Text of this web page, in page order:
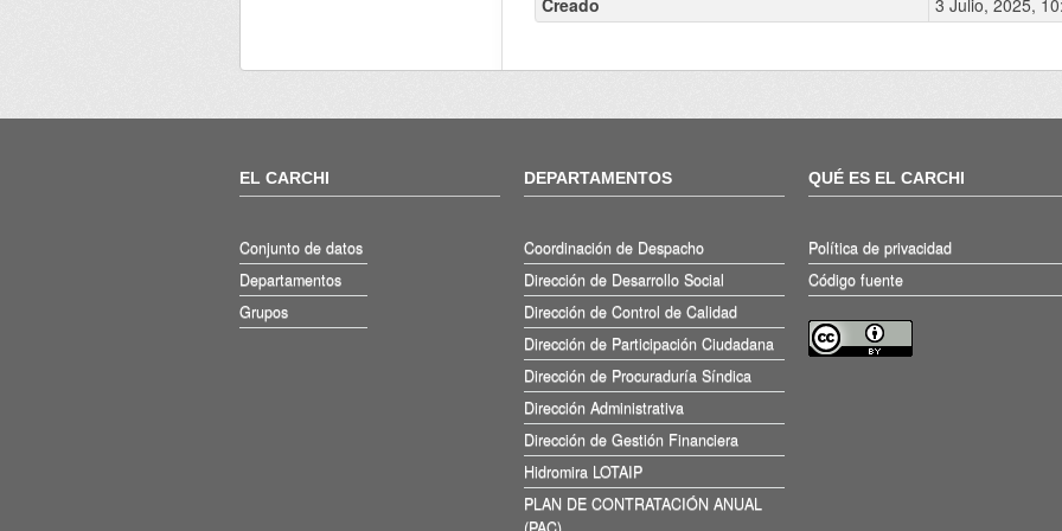
EL CARCHI
Conjunto de datos
Departamentos
Grupos
DEPARTAMENTOS
Coordinación de Despacho
Dirección de Desarrollo Social
Dirección de Control de Calidad
Dirección de Participación Ciudadana
Dirección de Procuraduría Síndica
Dirección Administrativa
Dirección de Gestión Financiera
Hidromira LOTAIP
PLAN DE CONTRATACIÓN ANUAL
QUÉ ES EL CARCHI
Política de privacidad
Código fuente